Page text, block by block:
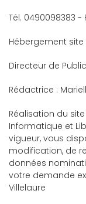
Tél. 0490098383 -
Hébergement site
Directeur de
Rédactrice :
Réalisation du
Informatique et
vigueur, vous
modification, de
données
votre demande
Villelaure